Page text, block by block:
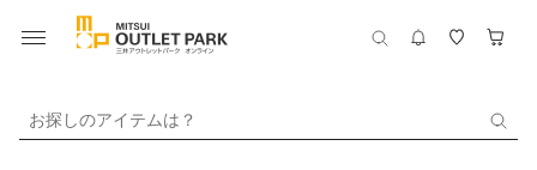
お探しのアイテムは？